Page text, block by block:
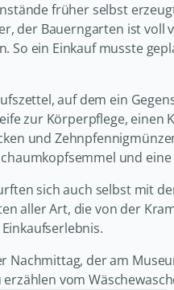
früher selbst
der Bauerngarten ist
So ein Einkauf musste
auf dem ein
zur Körperpflege,
und
und
sich auch selbst mit
aller Art, die von der
Nachmittag, der am
vom